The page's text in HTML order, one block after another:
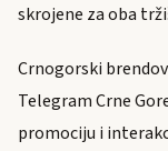
skrojene za oba
Crnogorski
Telegram Crne
promociju i